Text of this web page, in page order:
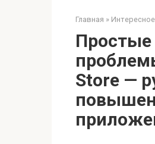
Главная » Интересное
Store —